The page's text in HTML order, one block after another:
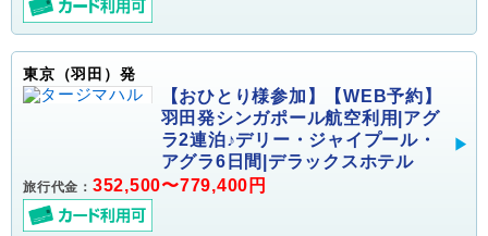
東京（羽田）発
【おひとり様参加】【WEB予約】
羽田発シンガポール航空利用|アグ
ラ2連泊♪デリー・ジャイプール・
アグラ6日間|デラックスホテル
旅行代金： 352,500〜779,400円